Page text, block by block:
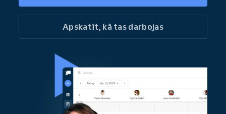
Apskatīt, kā tas darbojas